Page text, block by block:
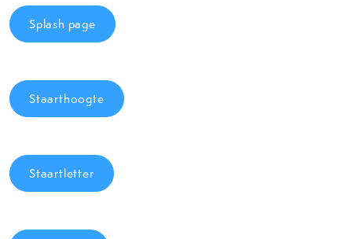
Splash page
Staarthoogte
Staartletter